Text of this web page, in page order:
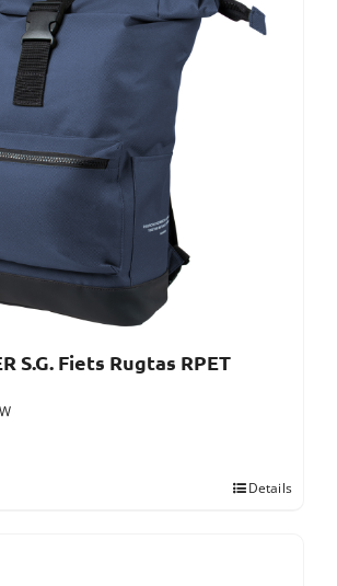
S.G. Fiets Rugtas RPET
Details